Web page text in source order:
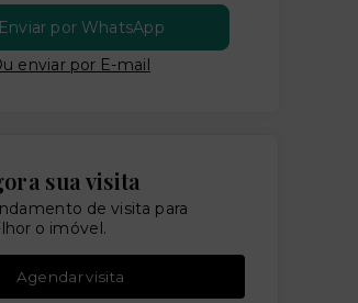
Enviar por WhatsApp
enviar por E-mail
sua visita
de visita para
o imóvel.
Agendar visita